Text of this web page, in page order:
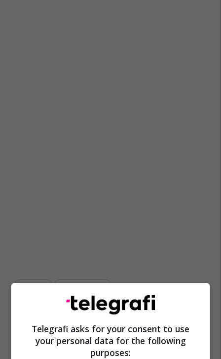
Telegrafi asks for your consent to use
your personal data for the following
purposes: